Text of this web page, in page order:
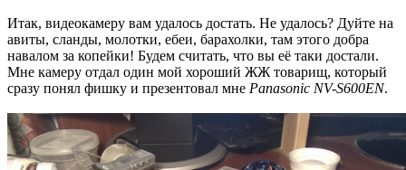
Итак, видеокамеру вам удалось достать. Не удалось? Дуйте на
авиты, сланды, молотки, ебеи, барахолки, там этого добра
навалом за копейки! Будем считать, что вы её таки достали.
Мне камеру отдал один мой хороший ЖЖ товарищ, который
сразу понял фишку и презентовал мне Panasonic NV-S600EN.